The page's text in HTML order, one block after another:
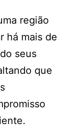
região
há mais de
seus
que